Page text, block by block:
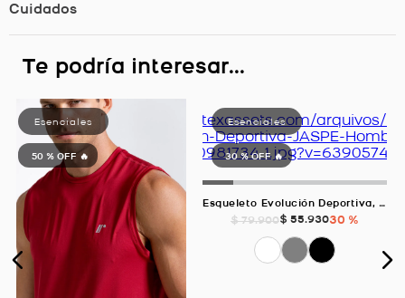
Cuidados
Te podría interesar...
50 % OFF 🔥 30 % OFF 🔥
Esqueleto Evolución Deportiva, Color Jaspe Para Hombre
$ 79.900$ 55.93030 %